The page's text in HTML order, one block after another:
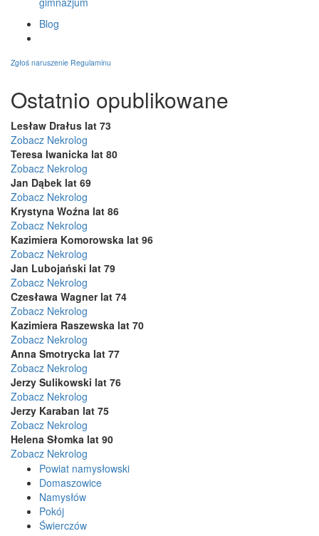
Blog
Zgłoś naruszenie Regulaminu
Ostatnio opublikowane
Lesław Drałus lat 73
Zobacz Nekrolog
Teresa Iwanicka lat 80
Zobacz Nekrolog
Jan Dąbek lat 69
Zobacz Nekrolog
Krystyna Woźna lat 86
Zobacz Nekrolog
Kazimiera Komorowska lat 96
Zobacz Nekrolog
Jan Lubojański lat 79
Zobacz Nekrolog
Czesława Wagner lat 74
Zobacz Nekrolog
Kazimiera Raszewska lat 70
Zobacz Nekrolog
Anna Smotrycka lat 77
Zobacz Nekrolog
Jerzy Sulikowski lat 76
Zobacz Nekrolog
Jerzy Karaban lat 75
Zobacz Nekrolog
Helena Słomka lat 90
Zobacz Nekrolog
Powiat namysłowski
Domaszowice
Namysłów
Pokój
Świerczów